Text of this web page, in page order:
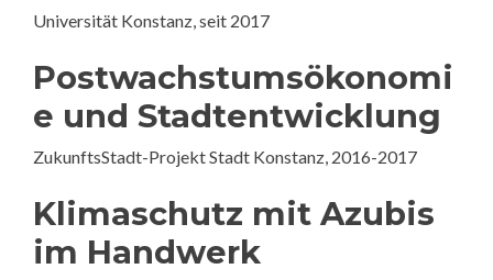
Universität Konstanz, seit 2017
Postwachstumsökonomi
e und Stadtentwicklung
ZukunftsStadt-Projekt Stadt Konstanz, 2016-2017
Klimaschutz mit Azubis
im Handwerk